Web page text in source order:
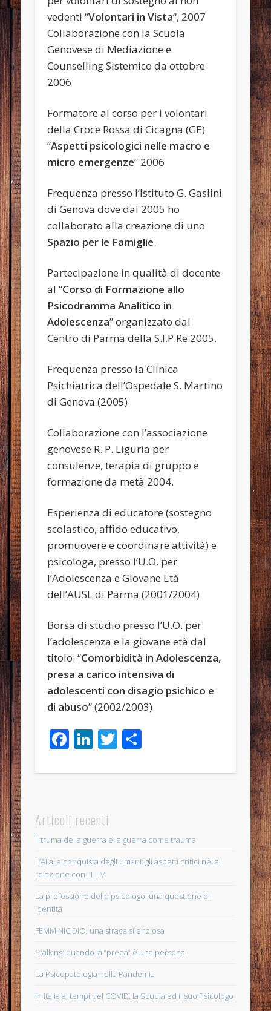
vedenti “Volontari in Vista“, 2007
Collaborazione con la Scuola
Genovese di Mediazione e
Counselling Sistemico da ottobre
2006
Formatore al corso per i volontari
della Croce Rossa di Cicagna (GE)
“Aspetti psicologici nelle macro e
micro emergenze” 2006
Frequenza presso l’Istituto G. Gaslini
di Genova dove dal 2005 ho
collaborato alla creazione di uno
Spazio per le Famiglie.
Partecipazione in qualità di docente
al “Corso di Formazione allo
Psicodramma Analitico in
Adolescenza” organizzato dal
Centro di Parma della S.I.P.Re 2005.
Frequenza presso la Clinica
Psichiatrica dell’Ospedale S. Martino
di Genova (2005)
Collaborazione con l’associazione
genovese R. P. Liguria per
consulenze, terapia di gruppo e
formazione da metà 2004.
Esperienza di educatore (sostegno
scolastico, affido educativo,
promuovere e coordinare attività) e
psicologa, presso l’U.O. per
l’Adolescenza e Giovane Età
dell’AUSL di Parma (2001/2004)
Borsa di studio presso l’U.O. per
l’adolescenza e la giovane età dal
titolo: “Comorbidità in Adolescenza,
presa a carico intensiva di
adolescenti con disagio psichico e
di abuso” (2002/2003).
Facebook
LinkedIn
Twitter
Articoli recenti
Il truma della guerra e la guerra come trauma
L’AI alla conquista degli umani: gli aspetti critici nella
relazione con i LLM
La professione dello psicologo: una questione di
identità
FEMMINICIDIO: una strage silenziosa
Stalking: quando la “preda” è una persona
La Psicopatologia nella Pandemia
In Italia ai tempi del COVID: la Scuola ed il suo Psicologo